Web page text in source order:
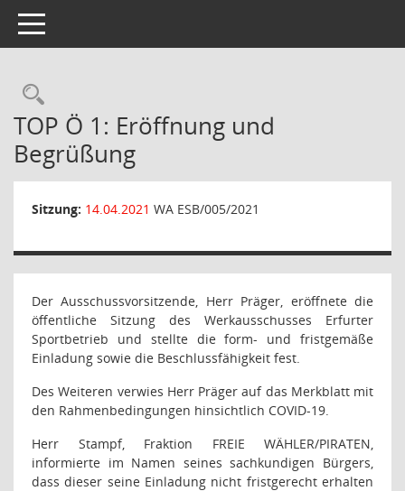
Toggle navigation
Rechercheauswahl
TOP Ö 1: Eröffnung und
Begrüßung
Sitzung: 14.04.2021 WA ESB/005/2021
Der Ausschussvorsitzende, Herr Präger, eröffnete die
öffentliche Sitzung des Werkausschusses Erfurter
Sportbetrieb und stellte die form- und fristgemäße
Einladung sowie die Beschlussfähigkeit fest.
Des Weiteren verwies Herr Präger auf das Merkblatt mit
den Rahmenbedingungen hinsichtlich COVID-19.
Herr Stampf, Fraktion FREIE WÄHLER/PIRATEN,
informierte im Namen seines sachkundigen Bürgers,
dass dieser seine Einladung nicht fristgerecht erhalten